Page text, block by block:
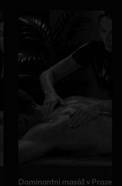
Dominantní masáž v Praze